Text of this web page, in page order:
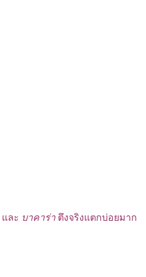
และ บาคาร่า ตึงจริงแตกบ่อยมาก